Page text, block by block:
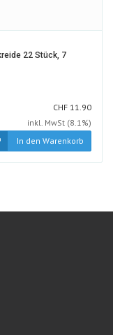
22 Stück, 7
CHF CHF
11.90
inkl. MwSt (8.1%)
In den Warenkorb